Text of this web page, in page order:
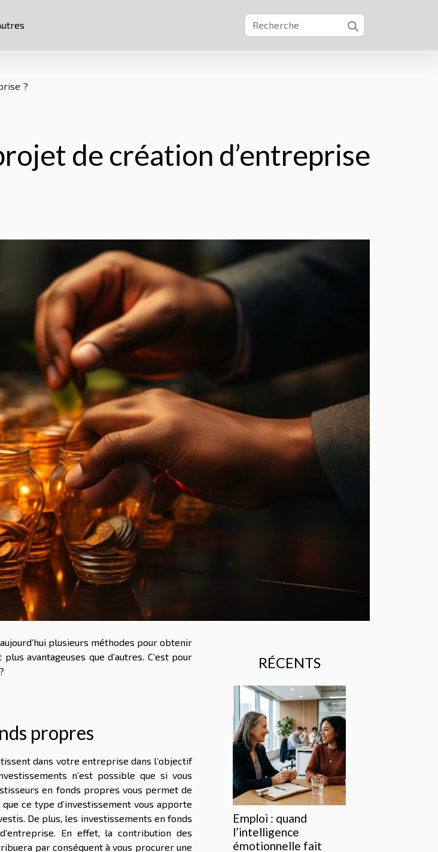
?
de création d’entreprise
plusieurs méthodes pour obtenir
avantageuses que d’autres. C’est pour
propres
dans votre entreprise dans l’objectif
n’est possible que si vous
en fonds propres vous permet de
ce type d’investissement vous apporte
De plus, les investissements en fonds
En effet, la contribution des
par conséquent à vous procurer une
RÉCENTS
Emploi : quand
l’intelligence
émotionnelle fait